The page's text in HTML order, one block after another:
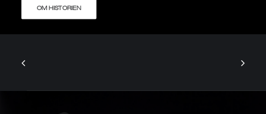
OM HISTORIEN